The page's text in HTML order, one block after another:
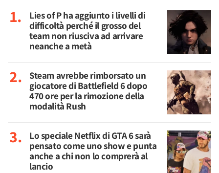
Lies of P ha aggiunto i livelli di
difficoltà perché il grosso del
team non riusciva ad arrivare
neanche a metà
Steam avrebbe rimborsato un
giocatore di Battlefield 6 dopo
470 ore per la rimozione della
modalità Rush
Lo speciale Netflix di GTA 6 sarà
pensato come uno show e punta
anche a chi non lo comprerà al
lancio